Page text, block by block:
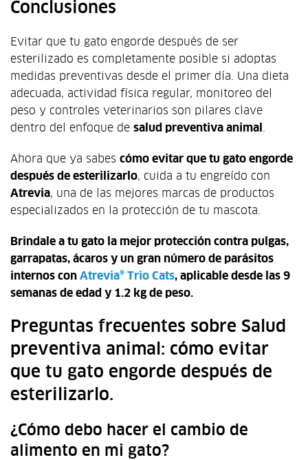
Conclusiones
Evitar que tu gato engorde después de ser
esterilizado es completamente posible si adoptas
medidas preventivas desde el primer día. Una dieta
adecuada, actividad física regular, monitoreo del
peso y controles veterinarios son pilares clave
dentro del enfoque de salud preventiva animal
Ahora que ya sabes cómo evitar que tu gato engorde
después de esterilizarlo, cuida a tu engreído con
Atrevia, una de las mejores marcas de productos
especializados en la protección de tu mascota.
Brindale a tu gato la mejor protección contra pulgas,
garrapatas, ácaros y un gran número de parásitos
internos con Atrevia® Trio Cats, aplicable desde las 9
semanas de edad y 1.2 kg de peso.
Preguntas frecuentes sobre Salud
preventiva animal: cómo evitar
que tu gato engorde después de
esterilizarlo.
¿Cómo debo hacer el cambio de
alimento en mi gato?